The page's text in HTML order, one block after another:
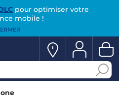
pour optimiser votre
mobile !